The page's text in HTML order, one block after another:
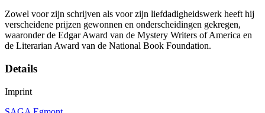
Zowel voor zijn schrijven als voor zijn liefdadigheidswerk heeft hij
verscheidene prijzen gewonnen en onderscheidingen gekregen,
waaronder de Edgar Award van de Mystery Writers of America en
de Literarian Award van de National Book Foundation.
Details
Imprint